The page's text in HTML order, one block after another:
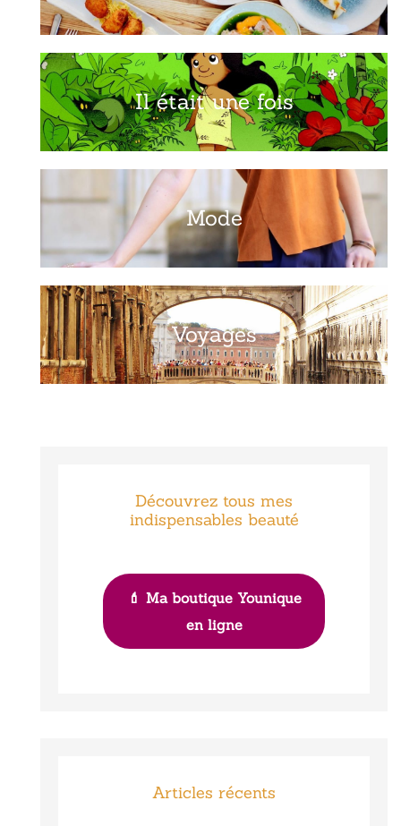
Il était une fois
Mode
Voyages
Découvrez tous mes
indispensables beauté
💄 Ma boutique Younique
en ligne
Articles récents